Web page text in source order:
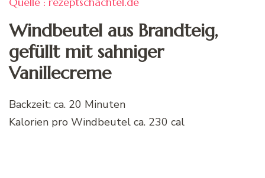
Windbeutel aus Brandteig,
gefüllt mit sahniger
Vanillecreme
Backzeit: ca. 20 Minuten
Kalorien pro Windbeutel ca. 230 cal